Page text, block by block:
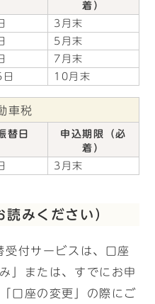
着）
3月末
5月末
7月末
10月末
車税
替日
申込期限（必
着）
3月末
みください）
付サービスは、口座
」または、すでにお申
口座の変更」の際にご